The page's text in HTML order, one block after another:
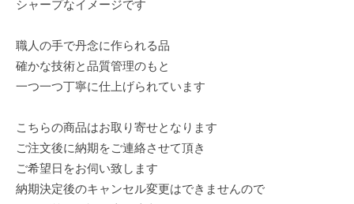
シャープなイメージです
職人の手で丹念に作られる品
確かな技術と品質管理のもと
一つ一つ丁寧に仕上げられています
こちらの商品はお取り寄せとなります
ご注文後に納期をご連絡させて頂き
ご希望日をお伺い致します
納期決定後のキャンセル変更はできませんので